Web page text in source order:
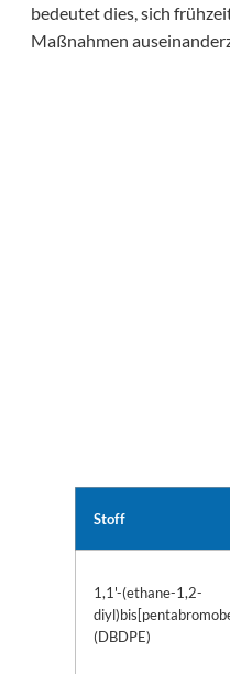
bedeutet dies, sich
Maßnahmen
Stoff
1,1'-(ethane-1,2-
(DBDPE)